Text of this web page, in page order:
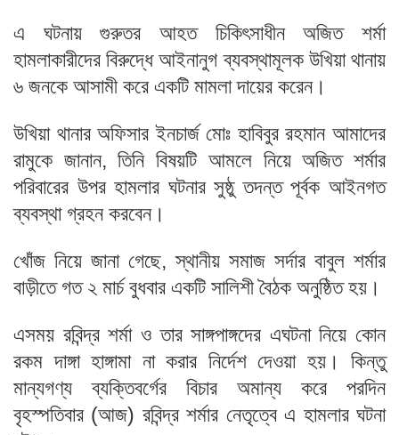
এ ঘটনায় গুরুতর আহত চিকিৎসাধীন অজিত শর্মা
হামলাকারীদের বিরুদ্ধে আইনানুগ ব্যবস্থামূলক উখিয়া থানায়
৬ জনকে আসামী করে একটি মামলা দায়ের করেন।
উখিয়া থানার অফিসার ইনচার্জ মোঃ হাবিবুর রহমান আমাদের
রামুকে জানান, তিনি বিষয়টি আমলে নিয়ে অজিত শর্মার
পরিবারের উপর হামলার ঘটনার সুষ্ঠু তদন্ত পূর্বক আইনগত
ব্যবস্থা গ্রহন করবেন।
খোঁজ নিয়ে জানা গেছে, স্থানীয় সমাজ সর্দার বাবুল শর্মার
বাড়ীতে গত ২ মার্চ বুধবার একটি সালিশী বৈঠক অনুষ্ঠিত হয়।
এসময় রবিন্দ্র শর্মা ও তার সাঙ্গপাঙ্গদের এঘটনা নিয়ে কোন
রকম দাঙ্গা হাঙ্গামা না করার নির্দেশ দেওয়া হয়। কিন্তু
মান্যগণ্য ব্যক্তিবর্গের বিচার অমান্য করে পরদিন
বৃহস্পতিবার (আজ) রবিন্দ্র শর্মার নেতৃত্বে এ হামলার ঘটনা